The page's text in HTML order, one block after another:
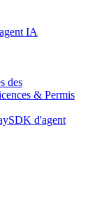
IA
des
& Permis
SDK d'agent